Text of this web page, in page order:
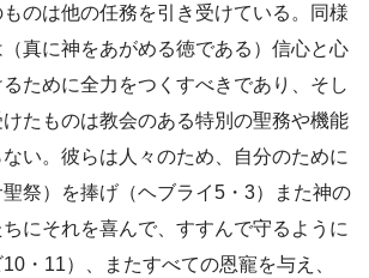
のは他の任務を引き受けている。同様
真に神をあがめる徳である）信心と心
ために全力をつくすべきであり、そし
たものは教会のある特別の聖務や機能
い。彼らは人々のため、自分のために
祭）を捧げ（ヘブライ5・3）また神の
にそれを喜んで、すすんで守るように
・11）、またすべての恩寵を与え、